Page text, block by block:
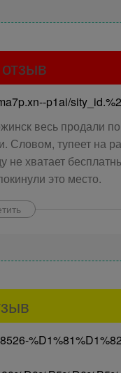
p1ai/
весь продали
Словом, тупеет на
не хватает
это место.